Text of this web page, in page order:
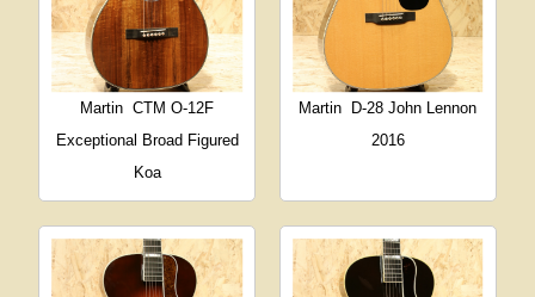
Martin CTM O-12F
Exceptional Broad Figured
Koa
Martin
D-28 John Lennon
2016